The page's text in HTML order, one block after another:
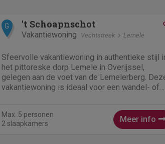
G 't Schoapnschot
Vakantiewoning Vechtstreek Lemele
Sfeervolle vakantiewoning in authentieke stijl
het pittoreske dorp Lemele in Overijssel,
gelegen aan de voet van de Lemelerberg.
vakantiewoning is ideaal voor een wandel- of
terrasjes. Er is een afsluitbare...
Max. 5 personen
2 slaapkamers
Meer info